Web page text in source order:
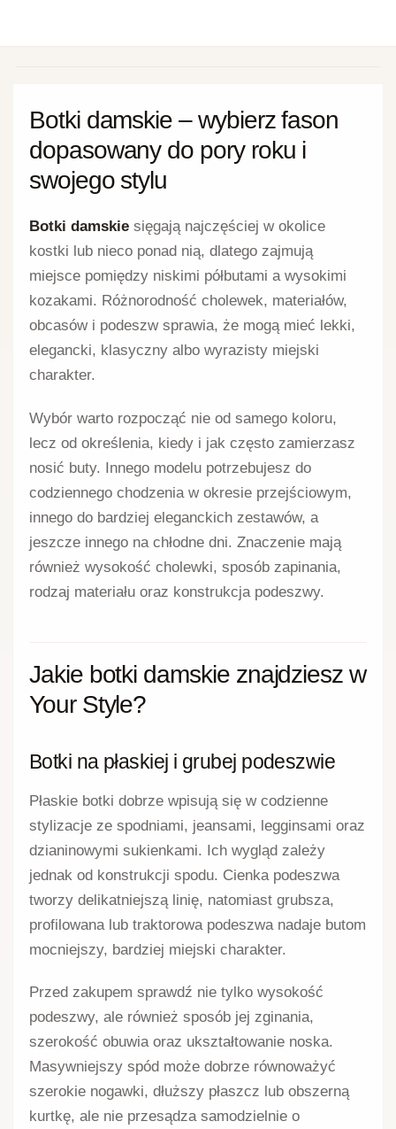
Botki damskie – wybierz fason
dopasowany do pory roku i
swojego stylu
Botki damskie sięgają najczęściej w okolice
kostki lub nieco ponad nią, dlatego zajmują
miejsce pomiędzy niskimi półbutami a wysokimi
kozakami. Różnorodność cholewek, materiałów,
obcasów i podeszw sprawia, że mogą mieć lekki,
elegancki, klasyczny albo wyrazisty miejski
charakter.
Wybór warto rozpocząć nie od samego koloru,
lecz od określenia, kiedy i jak często zamierzasz
nosić buty. Innego modelu potrzebujesz do
codziennego chodzenia w okresie przejściowym,
innego do bardziej eleganckich zestawów, a
jeszcze innego na chłodne dni. Znaczenie mają
również wysokość cholewki, sposób zapinania,
rodzaj materiału oraz konstrukcja podeszwy.
Jakie botki damskie znajdziesz w
Your Style?
Botki na płaskiej i grubej podeszwie
Płaskie botki dobrze wpisują się w codzienne
stylizacje ze spodniami, jeansami, legginsami oraz
dzianinowymi sukienkami. Ich wygląd zależy
jednak od konstrukcji spodu. Cienka podeszwa
tworzy delikatniejszą linię, natomiast grubsza,
profilowana lub traktorowa podeszwa nadaje butom
mocniejszy, bardziej miejski charakter.
Przed zakupem sprawdź nie tylko wysokość
podeszwy, ale również sposób jej zginania,
szerokość obuwia oraz ukształtowanie noska.
Masywniejszy spód może dobrze równoważyć
szerokie nogawki, dłuższy płaszcz lub obszerną
kurtkę, ale nie przesądza samodzielnie o